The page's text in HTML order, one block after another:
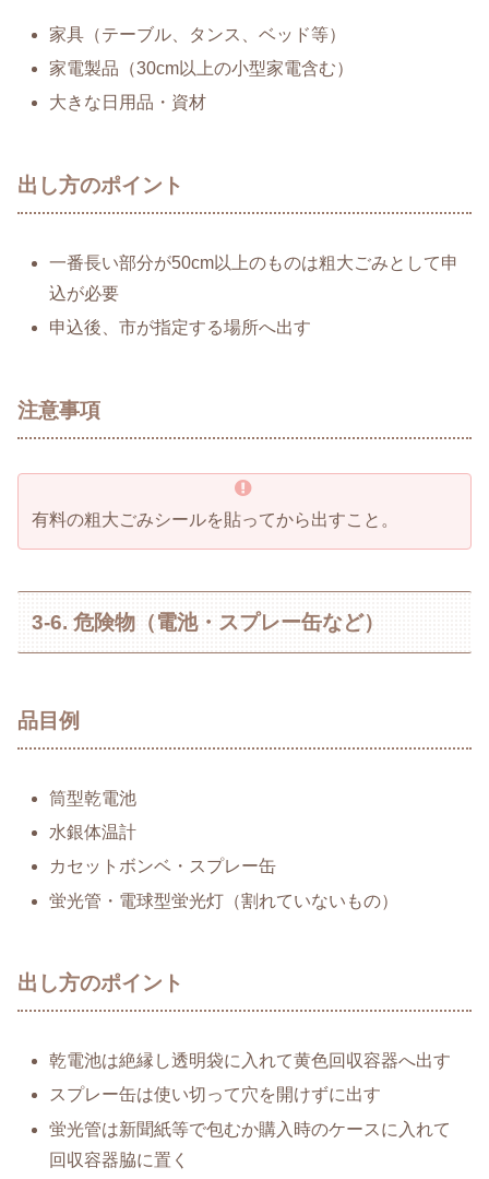
家具（テーブル、タンス、ベッド等）
家電製品（30cm以上の小型家電含む）
大きな日用品・資材
出し方のポイント
一番長い部分が50cm以上のものは粗大ごみとして申
込が必要
申込後、市が指定する場所へ出す
注意事項
有料の粗大ごみシールを貼ってから出すこと。
3-6. 危険物（電池・スプレー缶など）
品目例
筒型乾電池
水銀体温計
カセットボンベ・スプレー缶
蛍光管・電球型蛍光灯（割れていないもの）
出し方のポイント
乾電池は絶縁し透明袋に入れて黄色回収容器へ出す
スプレー缶は使い切って穴を開けずに出す
蛍光管は新聞紙等で包むか購入時のケースに入れて
回収容器脇に置く